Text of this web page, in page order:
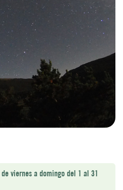
viernes a domingo del 1 al 31